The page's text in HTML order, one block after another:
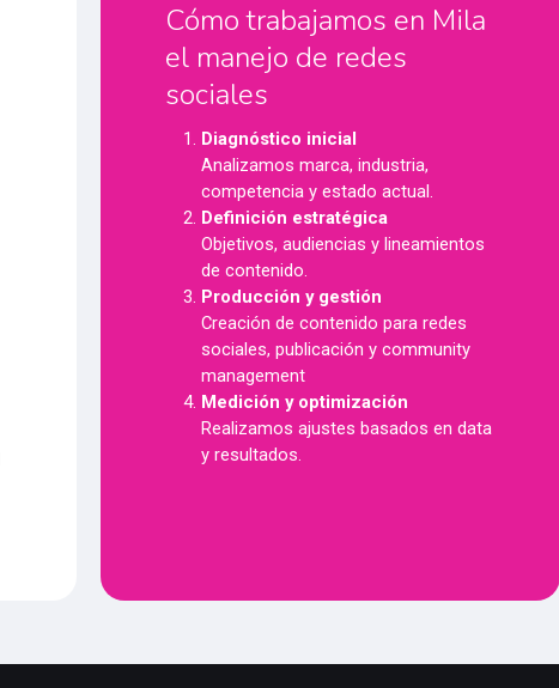
Cómo trabajamos en Mila
el manejo de redes
sociales
Diagnóstico inicial
Analizamos marca, industria,
competencia y estado actual.
Definición estratégica
Objetivos, audiencias y lineamientos
de contenido.
Producción y gestión
Creación de contenido para redes
sociales, publicación y community
management
Medición y optimización
Realizamos ajustes basados en data
y resultados.